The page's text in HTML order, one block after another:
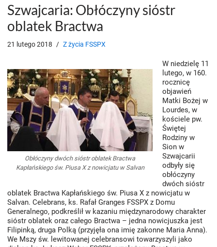
Szwajcaria: Obłóczyny sióstr
oblatek Bractwa
21 lutego 2018 Z życia FSSPX
Obłóczyny dwóch sióstr oblatek Bractwa
Kapłańskiego św. Piusa X z nowicjatu w Salvan
W niedzielę 11
lutego, w 160.
rocznicę
objawień
Matki Bożej w
Lourdes, w
kościele pw.
Świętej
Rodziny w
Sion w
Szwajcarii
odbyły się
obłóczyny
dwóch sióstr
oblatek Bractwa Kapłańskiego św. Piusa X z nowicjatu w
Salvan. Celebrans, ks. Rafał Granges FSSPX z Domu
Generalnego, podkreślił w kazaniu międzynarodowy charakter
sióstr oblatek oraz całego Bractwa – jedna nowicjuszka jest
Filipinką, druga Polką (przyjęła ona imię zakonne Maria Anna).
We Mszy św. lewitowanej celebransowi towarzyszyli jako